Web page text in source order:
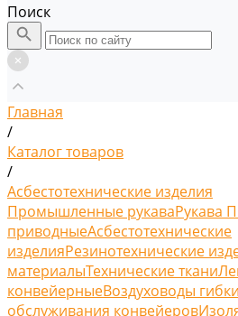
Поиск
Главная
/
Каталог товаров
/
Асбестотехнические изделия
Промышленные рукаваРукава
приводныеАсбестотехнические
изделияРезинотехнические
материалыТехнические ткани
конвейерныеВоздуховоды
обслуживания конвейеров